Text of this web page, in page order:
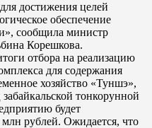
достижения целей
обеспечение
сообщила министр
Корешкова.
отбора на реализацию
для содержания
хозяйство «Туншэ»,
тонкорунной
будет
млн рублей. Ожидается, что